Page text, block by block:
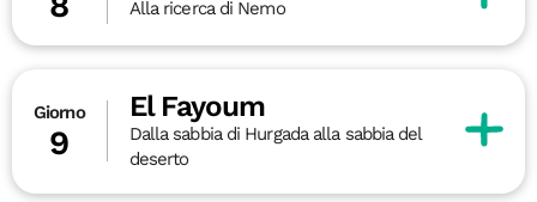
Alla ricerca di Nemo
Giorno
9
El Fayoum
Dalla sabbia di Hurgada alla sabbia del
deserto